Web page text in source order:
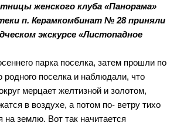
сельская библиотека №16
сельская библиотека №5
библиотека п. Бердь №29
сельская библиотека №6
сельская библиотека №7
акты
оценки качества
женского клуба «Панорама»
п. Керамкомбинат № 28 приняли
экскурсе «Листопадное
парка поселка, затем прошли по
родного поселка и наблюдали, что
мерцает желтизной и золотом,
в воздухе, а потом по- ветру тихо
на землю. Вот так начитается